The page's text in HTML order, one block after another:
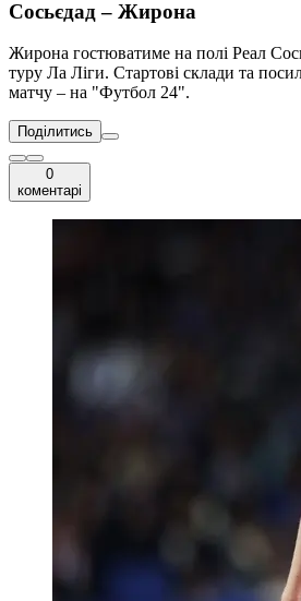
Сосьєдад – Жирона
Жирона гостюватиме на полі Реал
туру Ла Ліги. Стартові склади та
матчу – на "Футбол 24".
Поділитись
0
коментарі